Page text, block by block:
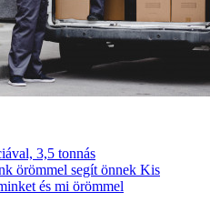
3,5 tonnás
örömmel segít önnek Kis
és mi örömmel